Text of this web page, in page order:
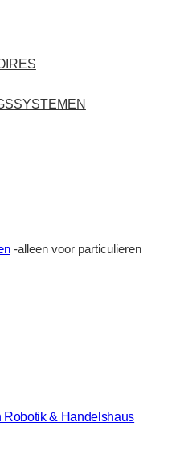
-alleen voor particulieren
Robotik & Handelshaus